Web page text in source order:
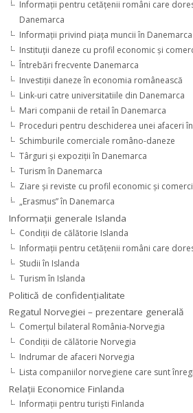
Informaţii pentru cetăţenii români care
Danemarca
Informaţii privind piaţa muncii în Danemarca
Instituţii daneze cu profil economic şi
Întrebări frecvente Danemarca
Investiţii daneze în economia românească
Link-uri catre universitatiile din Danemarca
Mari companii de retail în Danemarca
Proceduri pentru deschiderea unei afaceri
Schimburile comerciale româno-daneze
Târguri şi expoziţii în Danemarca
Turism în Danemarca
Ziare şi reviste cu profil economic şi
„Erasmus” în Danemarca
Informaţii generale Islanda
Condiţii de călătorie Islanda
Informaţii pentru cetăţenii români care
Studii în Islanda
Turism în Islanda
Politică de confidențialitate
Regatul Norvegiei – prezentare generală
Comerţul bilateral România-Norvegia
Condiții de călătorie Norvegia
Indrumar de afaceri Norvegia
Lista companiilor norvegiene care sunt
Relaţii Economice Finlanda
Informaţii pentru turişti Finlanda